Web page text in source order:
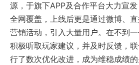
源，于旗下APP及合作平台大力宣
全网覆盖，上线后更是通过微博、
营销活动，引入大量用户。在不到
积极听取玩家建议，并及时反馈，
行了数次优化改进，成为维稳成绩的